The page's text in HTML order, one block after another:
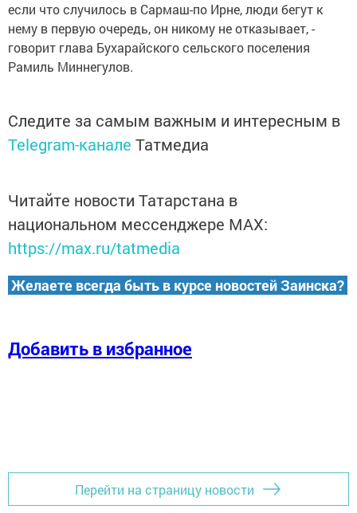
если что случилось в Сармаш-по Ирне, люди бегут к
нему в первую очередь, он никому не отказывает, -
говорит глава Бухарайского сельского поселения
Рамиль Миннегулов.
Следите за самым важным и интересным в
Telegram-канале Татмедиа
Читайте новости Татарстана в
национальном мессенджере MАХ:
https://max.ru/tatmedia
Желаете всегда быть в курсе новостей Заинска?
Добавить в избранное
Перейти на страницу новости